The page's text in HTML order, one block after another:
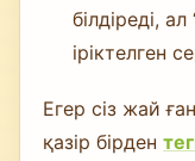
білдіреді,
іріктелген
Егер сіз жай
қазір бірден